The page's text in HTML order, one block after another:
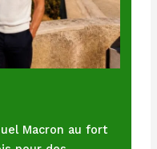
Macron au fort